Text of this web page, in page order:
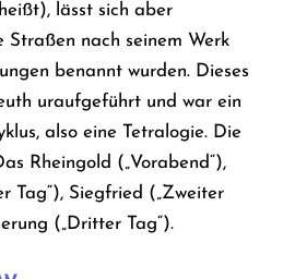
lässt sich aber
Straßen nach seinem Werk
benannt wurden. Dieses
uraufgeführt und war ein
also eine Tetralogie. Die
Rheingold („Vorabend“),
Tag“), Siegfried („Zweiter
(„Dritter Tag“).